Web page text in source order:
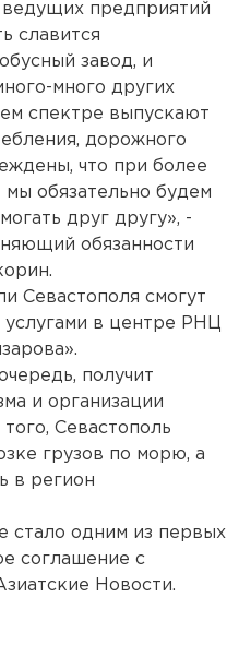
предприятий
славится
завод, и
много других
спектре выпускают
дорожного
что при более
обязательно будем
друг другу», -
обязанности
Севастополя смогут
услугами в центре РНЦ
получит
и организации
Севастополь
грузов по морю, а
в регион
стало одним из первых
соглашение с
Новости.